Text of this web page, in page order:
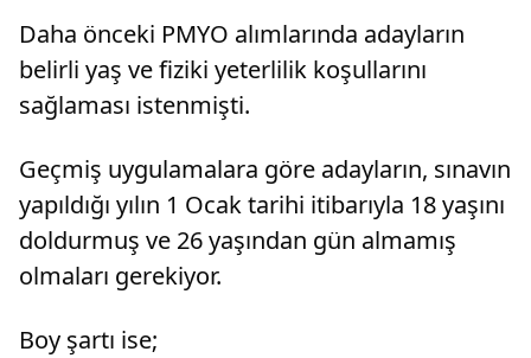
Daha önceki PMYO alımlarında adayların
belirli yaş ve fiziki yeterlilik koşullarını
sağlaması istenmişti.
Geçmiş uygulamalara göre adayların, sınavın
yapıldığı yılın 1 Ocak tarihi itibarıyla 18 yaşını
doldurmuş ve 26 yaşından gün almamış
olmaları gerekiyor.
Boy şartı ise;